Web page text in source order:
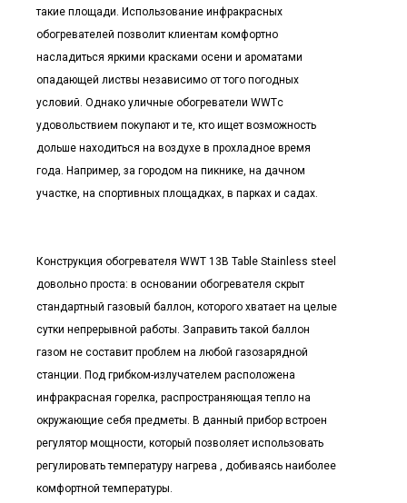
такие площади. Использование инфракрасных
обогревателей позволит клиентам комфортно
насладиться яркими красками осени и ароматами
опадающей листвы независимо от того погодных
условий. Однако уличные обогреватели WWTс
удовольствием покупают и те, кто ищет возможность
дольше находиться на воздухе в прохладное время
года. Например, за городом на пикнике, на дачном
участке, на спортивных площадках, в парках и садах.
Конструкция обогревателя WWT 13B Table Stainless steel
довольно проста: в основании обогревателя скрыт
стандартный газовый баллон, которого хватает на целые
сутки непрерывной работы. Заправить такой баллон
газом не составит проблем на любой газозарядной
станции. Под грибком-излучателем расположена
инфракрасная горелка, распространяющая тепло на
окружающие себя предметы. В данный прибор встроен
регулятор мощности, который позволяет использовать
регулировать температуру нагрева , добиваясь наиболее
комфортной температуры.